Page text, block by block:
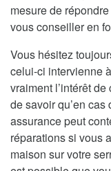
mesure de
vous conseiller en
Vous hésitez
celui-ci intervienne
vraiment l’intérêt
de savoir qu’en cas
assurance peut
réparations si vous
maison sur votre